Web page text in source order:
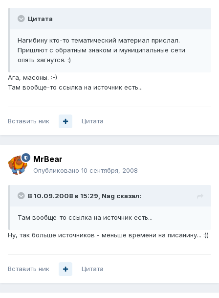
Цитата
Нагибину кто-то тематический материал прислал.
Пришлют с обратным знаком и муниципальные сети
опять загнутся. :)
Ага, масоны. :-)
Там вообще-то ссылка на источник есть...
Вставить ник Цитата
MrBear
Опубликовано 10 сентября, 2008
В 10.09.2008 в 15:29, Nag сказал:
Там вообще-то ссылка на источник есть...
Ну, так больше источников - меньше времени на писанину... :))
Вставить ник Цитата